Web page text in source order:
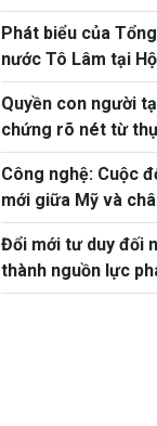
Phát biểu của
nước Tô Lâm tại
lần thứ 33
Quyền con người
chứng rõ nét từ
Công nghệ: Cuộc
mới giữa Mỹ và
Đổi mới tư duy đối
thành nguồn lực